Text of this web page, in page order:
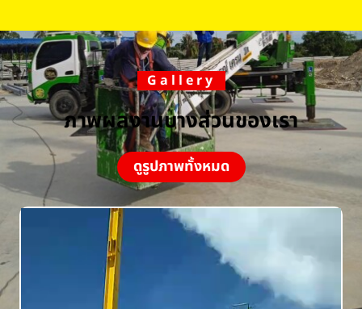
Gallery
ภาพผลงานบางส่วนของเรา
ดูรูปภาพทั้งหมด